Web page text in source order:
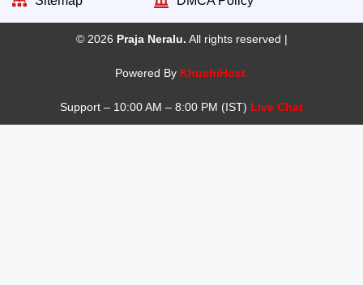
© 2026 Praja Neralu. All rights reserved |
Powered By KhushiHost
Support – 10:00 AM – 8:00 PM (IST) Live Chat